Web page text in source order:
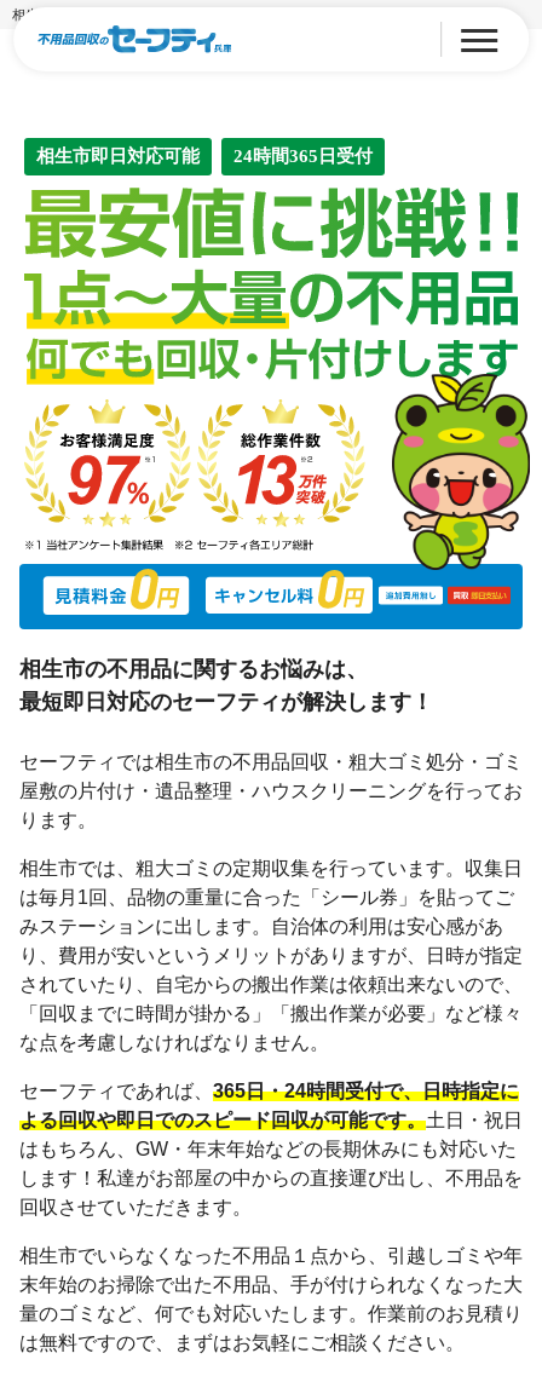
相生市の不用品回収・粗大ゴミ処分
相生市即日対応可能 24時間365日受付
相生市の不用品に関するお悩みは、
最短即日対応のセーフティが解決します！
セーフティでは相生市の不用品回収・粗大ゴミ処分・ゴミ
屋敷の片付け・遺品整理・ハウスクリーニングを行ってお
ります。
相生市では、粗大ゴミの定期収集を行っています。収集日
は毎月1回、品物の重量に合った「シール券」を貼ってご
みステーションに出します。自治体の利用は安心感があ
り、費用が安いというメリットがありますが、日時が指定
されていたり、自宅からの搬出作業は依頼出来ないので、
「回収までに時間が掛かる」「搬出作業が必要」など様々
な点を考慮しなければなりません。
セーフティであれば、 365日・24時間受付で、日時指定に
よる回収や即日でのスピード回収が可能です。土日・祝日
はもちろん、GW・年末年始などの長期休みにも対応いた
します！私達がお部屋の中からの直接運び出し、不用品を
回収させていただきます。
相生市でいらなくなった不用品１点から、引越しゴミや年
末年始のお掃除で出た不用品、手が付けられなくなった大
量のゴミなど、何でも対応いたします。作業前のお見積り
は無料ですので、まずはお気軽にご相談ください。